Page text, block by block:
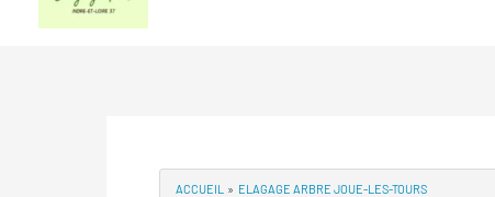
ACCUEIL ELAGAGE ARBRE JOUE-LES-TOURS